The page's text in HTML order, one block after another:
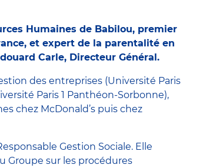
Humaines de Babilou, premier
et expert de la parentalité en
Carle, Directeur Général.
des entreprises (Université Paris
Paris 1 Panthéon-Sorbonne),
chez McDonald’s puis chez
Gestion Sociale. Elle
Groupe sur les procédures